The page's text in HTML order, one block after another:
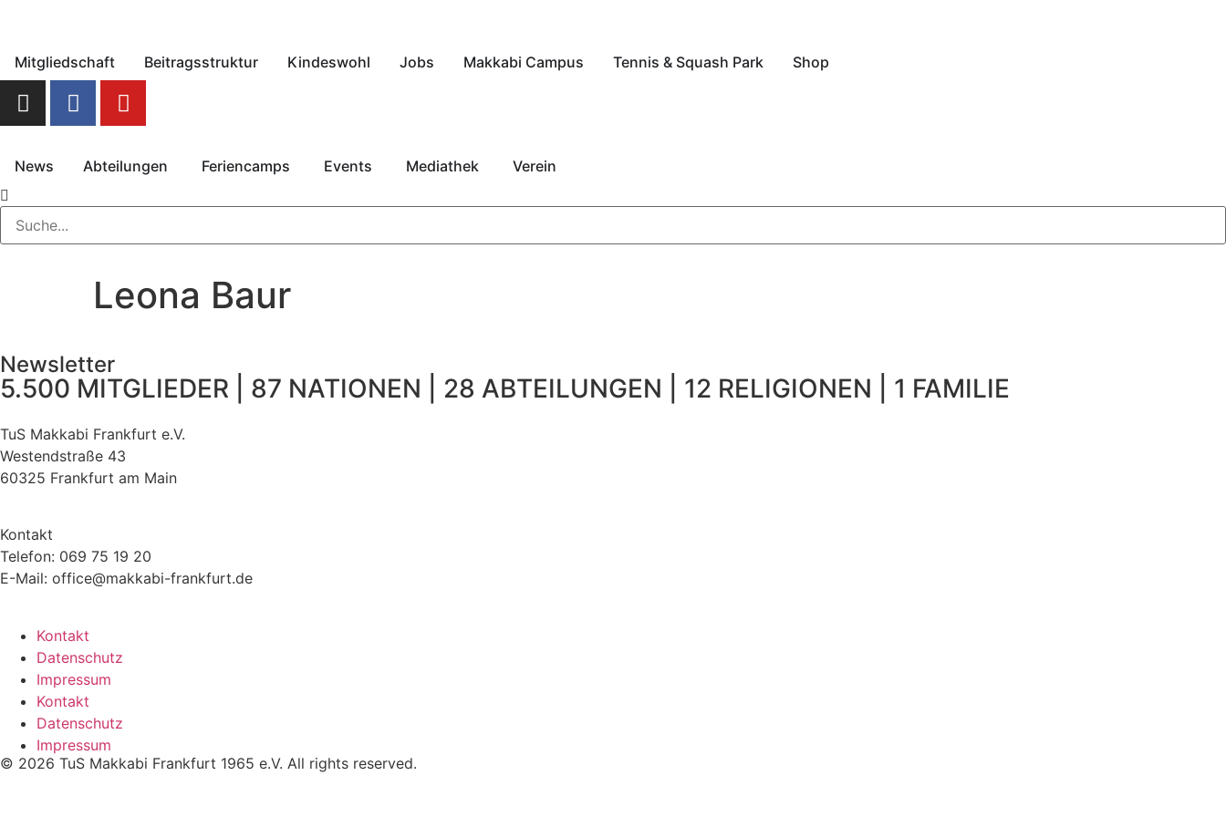
Mitgliedschaft Beitragsstruktur Kindeswohl Jobs Makkabi Campus Tennis & Squash Park Shop
News Abteilungen Feriencamps Events Mediathek Verein
Leona Baur
Newsletter
5.500 MITGLIEDER | 87 NATIONEN | 28 ABTEILUNGEN | 12 RELIGIONEN | 1 FAMILIE
TuS Makkabi Frankfurt e.V.
Westendstraße 43
60325 Frankfurt am Main
Kontakt
Telefon: 069 75 19 20
E-Mail: office@makkabi-frankfurt.de
Kontakt
Datenschutz
Impressum
Kontakt
Datenschutz
Impressum
© 2026 TuS Makkabi Frankfurt 1965 e.V. All rights reserved.